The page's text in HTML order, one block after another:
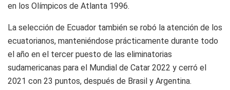
en los Olímpicos de Atlanta 1996.
La selección de Ecuador también se robó la atención de los
ecuatorianos, manteniéndose prácticamente durante todo
el año en el tercer puesto de las eliminatorias
sudamericanas para el Mundial de Catar 2022 y cerró el
2021 con 23 puntos, después de Brasil y Argentina.